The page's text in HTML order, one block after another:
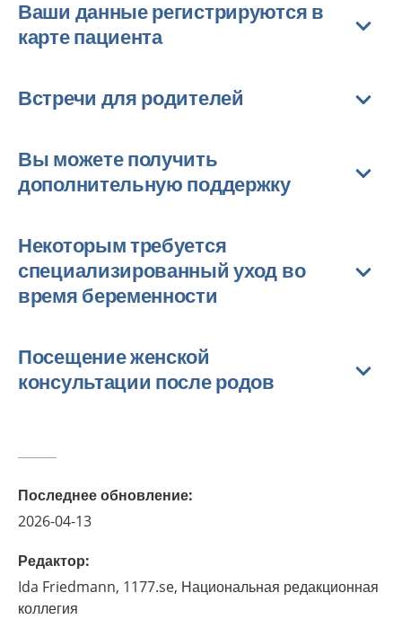
Ваши данные регистрируются в
карте пациента
Встречи для родителей
Вы можете получить
дополнительную поддержку
Некоторым требуется
специализированный уход во
время беременности
Посещение женской
консультации после родов
Последнее обновление:
2026-04-13
Редактор:
Ida Friedmann, 1177.se, Национальная редакционная
коллегия